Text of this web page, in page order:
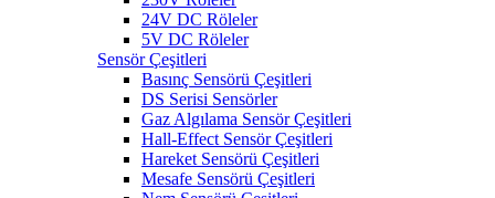
24V DC Röleler
5V DC Röleler
Sensör Çeşitleri
Basınç Sensörü Çeşitleri
DS Serisi Sensörler
Gaz Algılama Sensör Çeşitleri
Hall-Effect Sensör Çeşitleri
Hareket Sensörü Çeşitleri
Mesafe Sensörü Çeşitleri